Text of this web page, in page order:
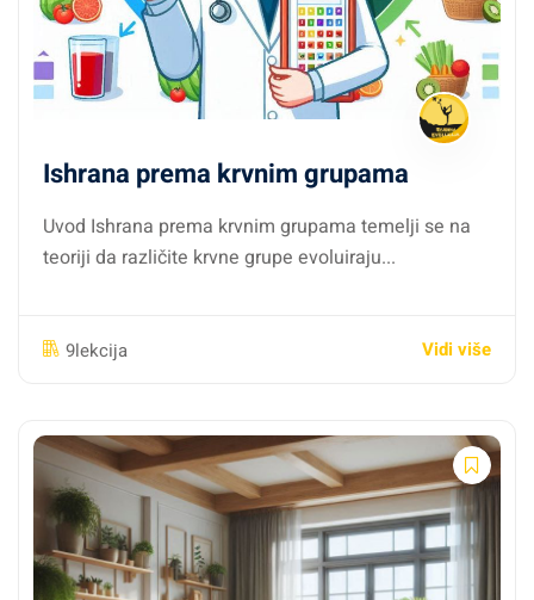
Ishrana prema krvnim grupama
Uvod Ishrana prema krvnim grupama temelji se na
teoriji da različite krvne grupe evoluiraju...
9lekcija Vidi više